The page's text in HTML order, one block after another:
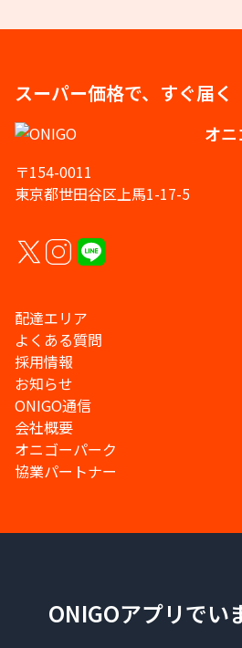
スーパー価格で、すぐ届く
オニ
〒154-0011
東京都世田谷区上馬1-17-5
配達エリア
よくある質問
採用情報
お知らせ
ONIGO通信
会社概要
オニゴーパーク
協業パートナー
ONIGOアプリでい